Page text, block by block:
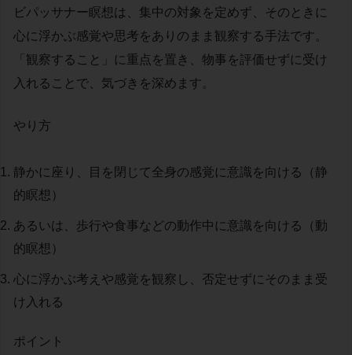
ビパッサナー瞑想は、集中の対象を定めず、そのときに
心に浮かぶ感覚や思考をありのまま観察する手法です。
「観察すること」に重点を置き、物事を評価せずに受け
入れることで、気づきを深めます。
やり方
静かに座り、目を閉じて全身の感覚に意識を向ける（静
的瞑想）
あるいは、歩行や食事などの動作中に意識を向ける（動
的瞑想）
心に浮かぶ考えや感覚を観察し、否定せずにそのまま受
け入れる
ポイント